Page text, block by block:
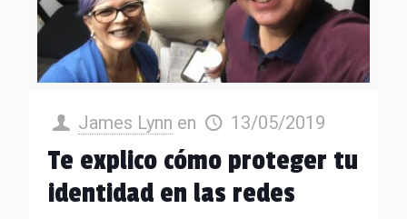
James Lynn en 13/05/2019
Te explico cómo proteger tu
identidad en las redes